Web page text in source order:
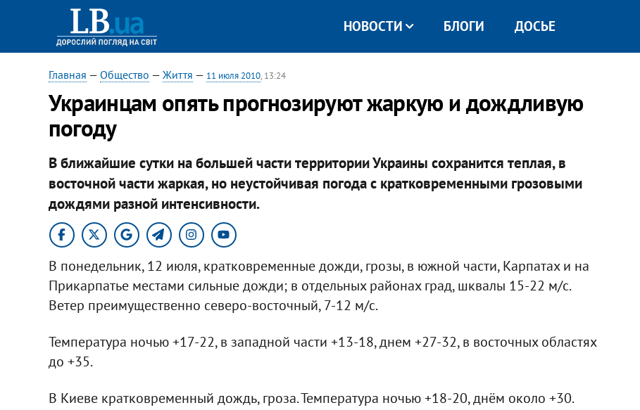
НОВОСТИ БЛОГИ ДОСЬЕ
Главная — Общество — Життя — 11 июля 2010, 13:24
Украинцам опять прогнозируют жаркую и дождливую
погоду
В ближайшие сутки на большей части территории Украины сохранится теплая, в
восточной части жаркая, но неустойчивая погода с кратковременными грозовыми
дождями разной интенсивности.
В понедельник, 12 июля, кратковременные дожди, грозы, в южной части, Карпатах и на
Прикарпатье местами сильные дожди; в отдельных районах град, шквалы 15-22 м/с.
Ветер преимущественно северо-восточный, 7-12 м/с.
Температура ночью +17-22, в западной части +13-18, днем +27-32, в восточных областях
до +35.
В Киеве кратковременный дождь, гроза. Температура ночью +18-20, днём около +30.